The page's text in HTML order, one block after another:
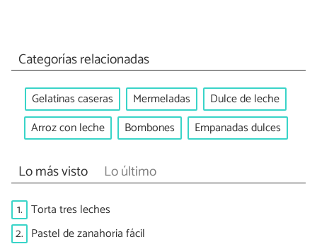
Categorías relacionadas
Gelatinas caseras Mermeladas
Dulce de leche
Arroz con leche
Bombones Empanadas dulces
Lo más visto Lo último
1. Torta tres leches
2. Pastel de zanahoria fácil